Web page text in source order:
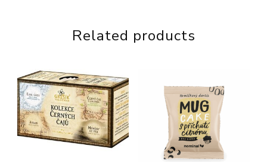
Related products